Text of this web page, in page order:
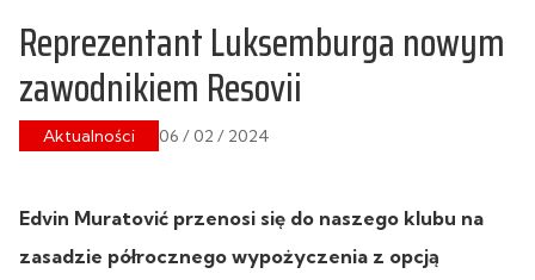
Reprezentant Luksemburga nowym
zawodnikiem Resovii
Aktualności 06 / 02 / 2024
Edvin Muratović przenosi się do naszego klubu na
zasadzie półrocznego wypożyczenia z opcją